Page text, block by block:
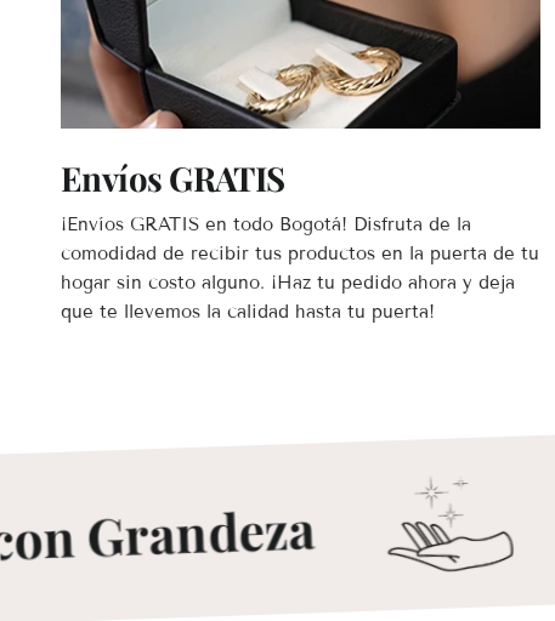
Envíos GRATIS
¡Envíos GRATIS en todo Bogotá! Disfruta de la
comodidad de recibir tus productos en la puerta de tu
hogar sin costo alguno. ¡Haz tu pedido ahora y deja
que te llevemos la calidad hasta tu puerta!
Grandeza